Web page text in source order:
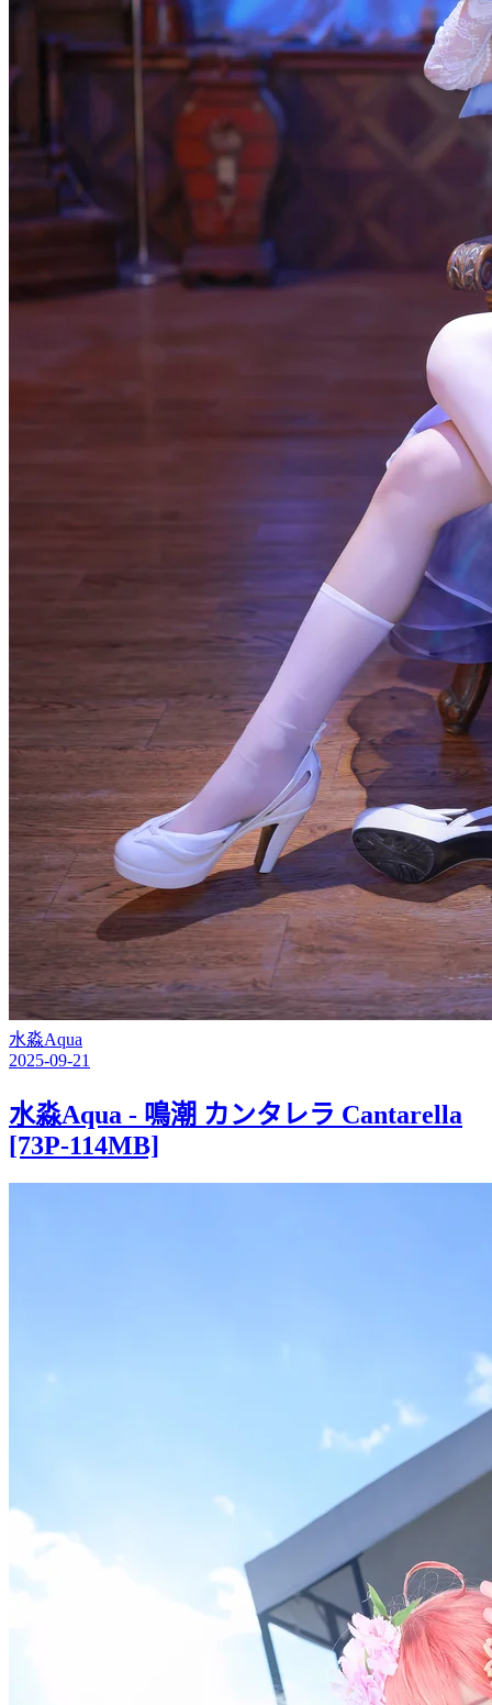
水淼Aqua
2025-09-21
水淼Aqua - 鳴潮 カンタレラ Cantarella
[73P-114MB]